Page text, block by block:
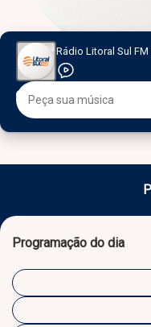
Rádio Litoral Sul FM
Programação do dia